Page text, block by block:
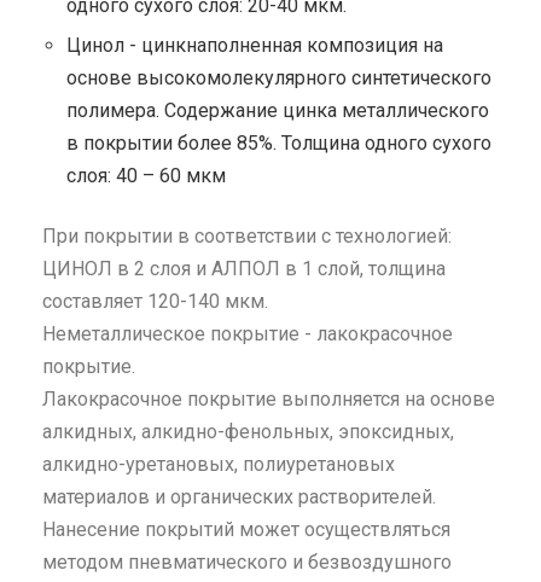
одного сухого слоя: 20-40 мкм.
Цинол - цинкнаполненная композиция на
основе высокомолекулярного синтетического
полимера. Содержание цинка металлического
в покрытии более 85%. Толщина одного сухого
слоя: 40 – 60 мкм
При покрытии в соответствии с технологией:
ЦИНОЛ в 2 слоя и АЛПОЛ в 1 слой, толщина
составляет 120-140 мкм.
Неметаллическое покрытие - лакокрасочное
покрытие.
Лакокрасочное покрытие выполняется на основе
алкидных, алкидно-фенольных, эпоксидных,
алкидно-уретановых, полиуретановых
материалов и органических растворителей.
Нанесение покрытий может осуществляться
методом пневматического и безвоздушного